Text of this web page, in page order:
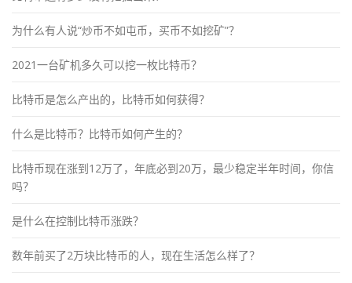
为什么有人说“炒币不如屯币，买币不如挖矿”？
2021一台矿机多久可以挖一枚比特币？
比特币是怎么产出的，比特币如何获得？
什么是比特币？比特币如何产生的？
比特币现在涨到12万了，年底必到20万，最少稳定半年时间，你信
吗？
是什么在控制比特币涨跌？
数年前买了2万块比特币的人，现在生活怎么样了？